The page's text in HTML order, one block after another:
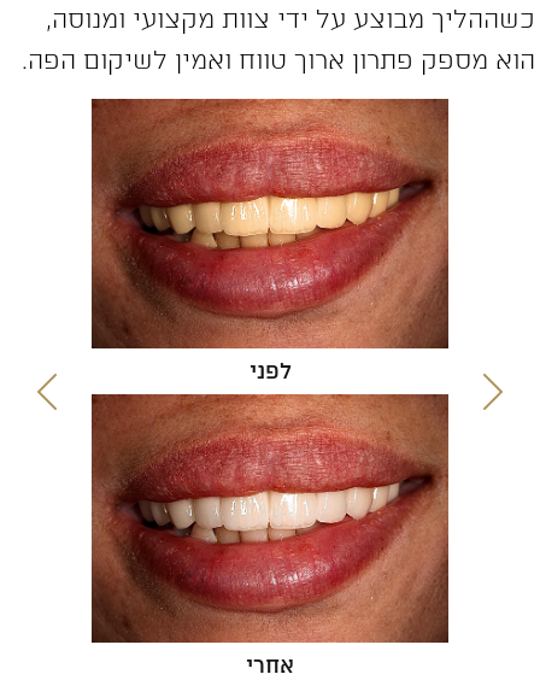
מבוצע על ידי צוות מקצועי ומנוסה,
מספק פתרון ארוך טווח ואמין לשיקום הפה.
לפני
אחרי